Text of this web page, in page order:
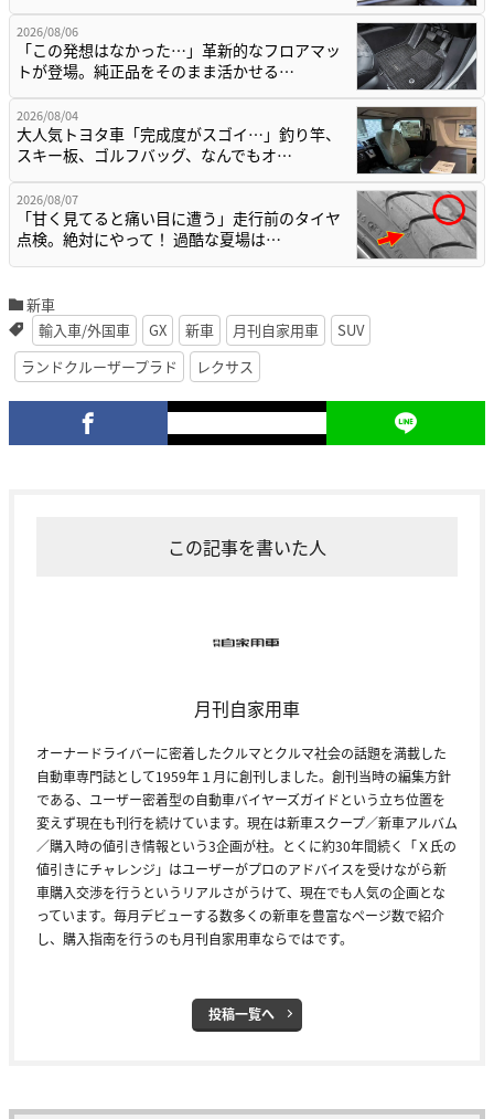
2026/08/06
「この発想はなかった…」革新的なフロアマッ
トが登場。純正品をそのまま活かせる…
2026/08/04
大人気トヨタ車「完成度がスゴイ…」釣り竿、
スキー板、ゴルフバッグ、なんでもオ…
2026/08/07
「甘く見てると痛い目に遭う」走行前のタイヤ
点検。絶対にやって！ 過酷な夏場は…
新車
輸入車/外国車
GX 新車 月刊自家用車
SUV
ランドクルーザープラド
レクサス
この記事を書いた人
月刊自家用車
オーナードライバーに密着したクルマとクルマ社会の話題を満載した
自動車専門誌として1959年１月に創刊しました。創刊当時の編集方針
である、ユーザー密着型の自動車バイヤーズガイドという立ち位置を
変えず現在も刊行を続けています。現在は新車スクープ／新車アルバム
／購入時の値引き情報という3企画が柱。とくに約30年間続く「Ｘ氏の
値引きにチャレンジ」はユーザーがプロのアドバイスを受けながら新
車購入交渉を行うというリアルさがうけて、現在でも人気の企画とな
っています。毎月デビューする数多くの新車を豊富なページ数で紹介
し、購入指南を行うのも月刊自家用車ならではです。
投稿一覧へ